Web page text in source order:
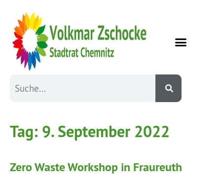
Tag: 9. September 2022
Zero Waste Workshop in Fraureuth